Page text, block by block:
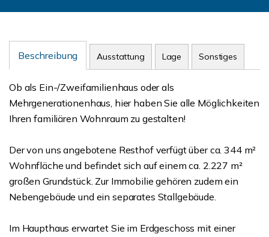
Beschreibung Ausstattung Lage Sonstiges
Ob als Ein-/Zweifamilienhaus oder als
Mehrgenerationenhaus, hier haben Sie alle Möglichkeiten
Ihren familiären Wohnraum zu gestalten!
Der von uns angebotene Resthof verfügt über ca. 344 m²
Wohnfläche und befindet sich auf einem ca. 2.227 m²
großen Grundstück. Zur Immobilie gehören zudem ein
Nebengebäude und ein separates Stallgebäude.
Im Haupthaus erwartet Sie im Erdgeschoss mit einer